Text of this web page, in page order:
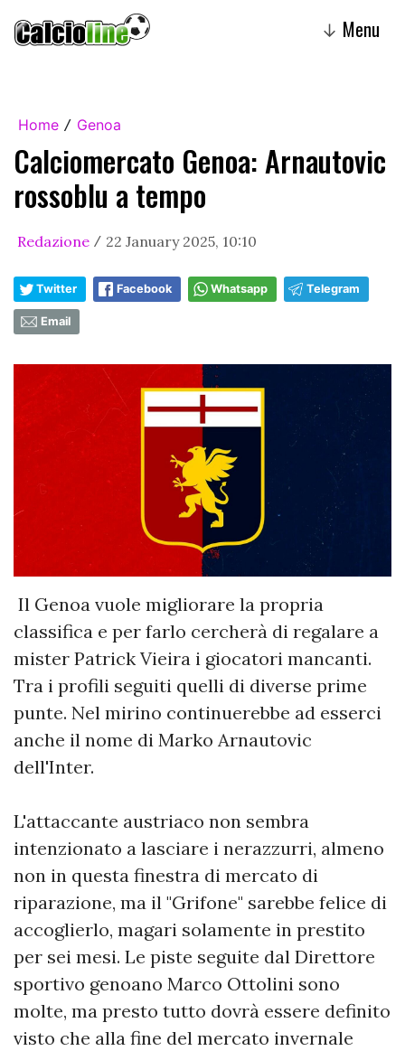
↓ Menu
Home / Genoa
Calciomercato Genoa: Arnautovic
rossoblu a tempo
Redazione / 22 January 2025, 10:10
Twitter Facebook Whatsapp Telegram
Email
Il Genoa vuole migliorare la propria
classifica e per farlo cercherà di regalare a
mister Patrick Vieira i giocatori mancanti.
Tra i profili seguiti quelli di diverse prime
punte. Nel mirino continuerebbe ad esserci
anche il nome di Marko Arnautovic
dell'Inter.
L'attaccante austriaco non sembra
intenzionato a lasciare i nerazzurri, almeno
non in questa finestra di mercato di
riparazione, ma il "Grifone" sarebbe felice di
accoglierlo, magari solamente in prestito
per sei mesi. Le piste seguite dal Direttore
sportivo genoano Marco Ottolini sono
molte, ma presto tutto dovrà essere definito
visto che alla fine del mercato invernale